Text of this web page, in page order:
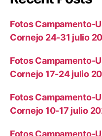
Fotos Campamento-
Cornejo 24-31 julio
Fotos Campamento-
Cornejo 17-24 julio
Fotos Campamento-
Cornejo 10-17 julio
Fotos Campamento-